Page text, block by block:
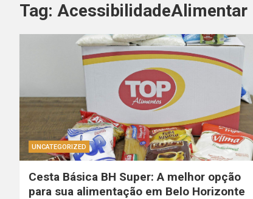
Tag: AcessibilidadeAlimentar
UNCATEGORIZED
Cesta Básica BH Super: A melhor opção
para sua alimentação em Belo Horizonte